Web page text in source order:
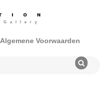
Algemene Voorwaarden